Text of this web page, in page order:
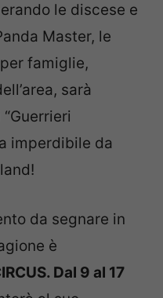
le discese e
Master, le
famiglie,
sarà
imperdibile da
da segnare in
è
Dal 9 al 17